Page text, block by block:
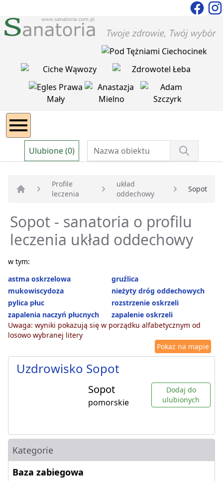
Ulubione (0)
Strona główna
Profile
leczenia
układ
oddechowy
Sopot
Sopot - sanatoria o profilu
leczenia układ oddechowy
w tym:
astma oskrzelowa
gruźlica
mukowiscydoza
nieżyty dróg oddechowych
pylica płuc
rozstrzenie oskrzeli
zapalenia naczyń płucnych
zapalenie oskrzeli
Uwaga: wyniki pokazują się w porządku alfabetycznym od
losowo wybranej litery
Pokaż na mapie
Uzdrowisko Sopot
Sopot
pomorskie
Dodaj do
ulubionych
Kategorie
Baza zabiegowa